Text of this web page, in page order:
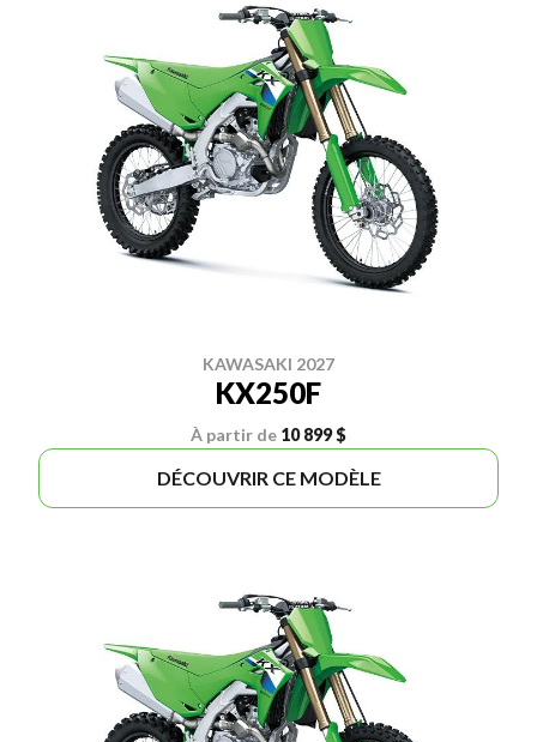
KAWASAKI 2027
KX250F
À partir de 10 899 $
DÉCOUVRIR CE MODÈLE